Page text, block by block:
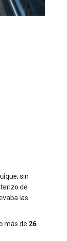
sin
de
las
más de 26